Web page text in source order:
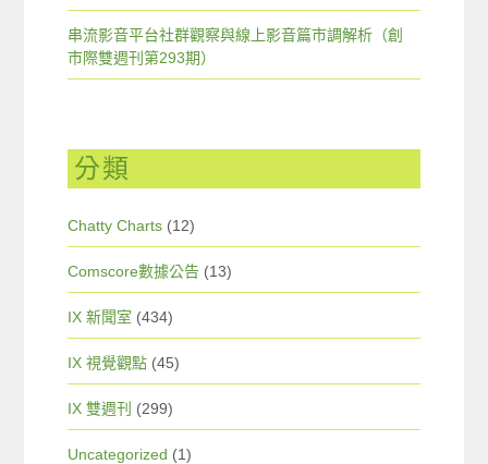
串流影音平台社群觀察與線上影音篇市調解析（創
市際雙週刊第293期）
分類
Chatty Charts (12)
Comscore數據公告 (13)
IX 新聞室 (434)
IX 視覺觀點 (45)
IX 雙週刊 (299)
Uncategorized (1)